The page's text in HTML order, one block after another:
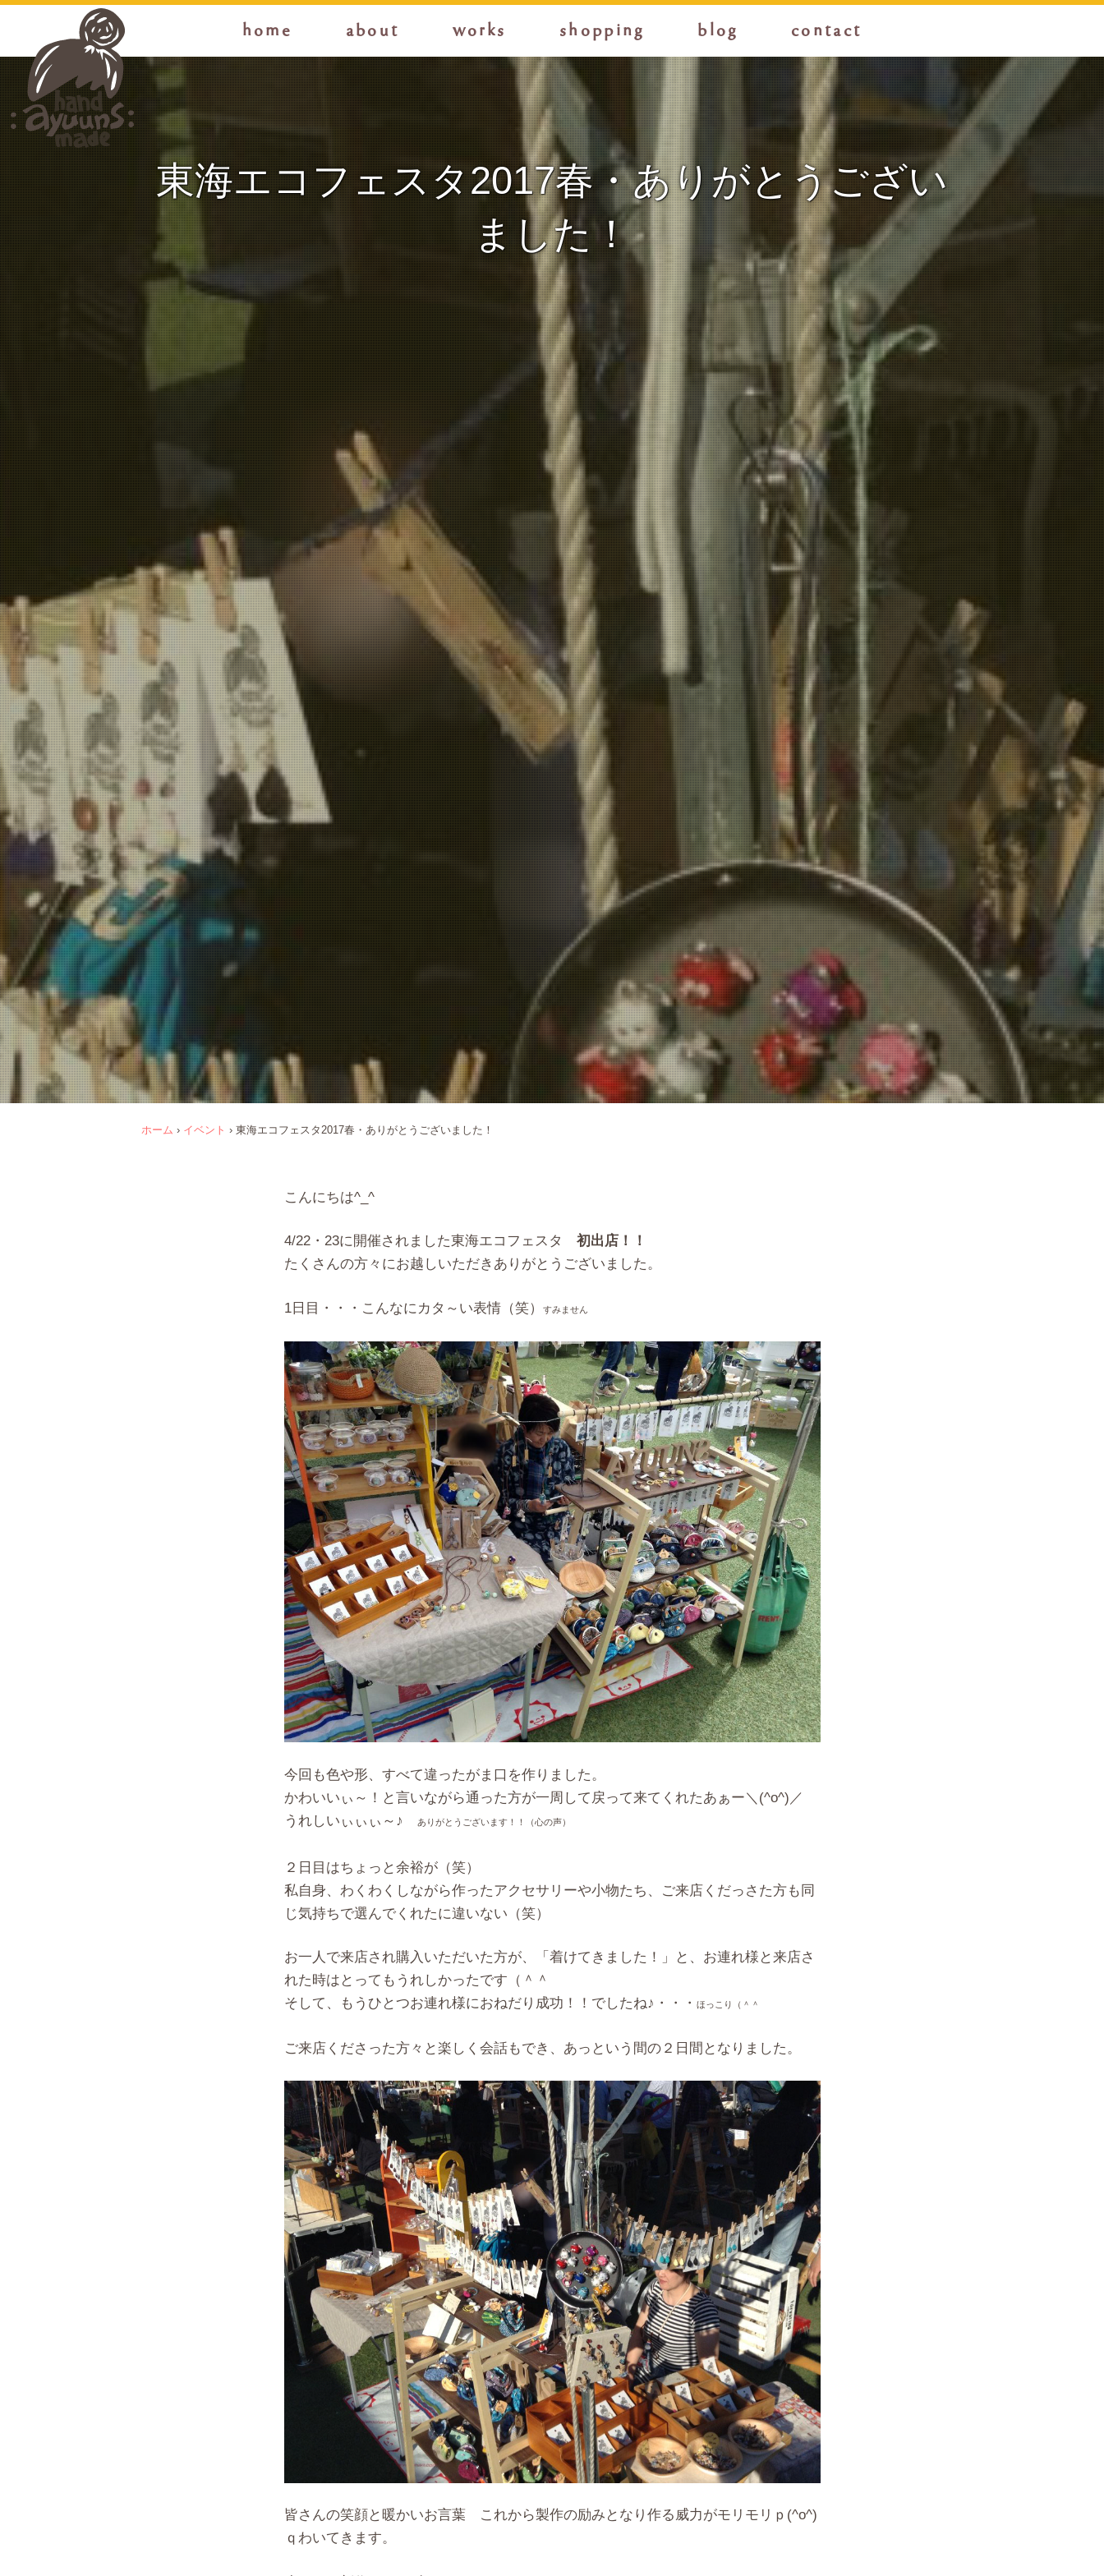
home about works shopping blog contact
東海エコフェスタ2017春・ありがとうござい
ました！
ホーム › イベント › 東海エコフェスタ2017春・ありがとうございました！
こんにちは^_^
4/22・23に開催されました東海エコフェスタ 初出店！！
たくさんの方々にお越しいただきありがとうございました。
1日目・・・こんなにカタ～い表情（笑） すみません
今回も色や形、すべて違ったがま口を作りました。
かわいいぃ～！と言いながら通った方が一周して戻って来てくれたあぁー＼(^o^)／
うれしいぃぃぃ～♪
ありがとうございます！！（心の声）
２日目はちょっと余裕が（笑）
私自身、わくわくしながら作ったアクセサリーや小物たち、ご来店くだっさた方も同
じ気持ちで選んでくれたに違いない（笑）
お一人で来店され購入いただいた方が、「着けてきました！」と、お連れ様と来店さ
れた時はとってもうれしかったです（＾＾
そして、もうひとつお連れ様におねだり成功！！でしたね♪・・・ ほっこり（＾＾
ご来店くださった方々と楽しく会話もでき、あっという間の２日間となりました。
皆さんの笑顔と暖かいお言葉 これから製作の励みとなり作る威力がモリモリｐ(^o^)
ｑわいてきます。